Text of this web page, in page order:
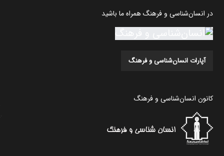
در انسان‌شناسی و فرهنگ همراه ما باشید
آپارات انسان‌شناسی و فرهنگ
کانون انسان‌شناسی و فرهنگ